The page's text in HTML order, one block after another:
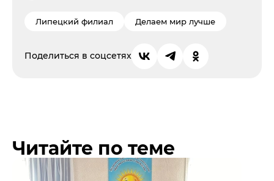
Липецкий филиал Делаем мир лучше
Поделиться в соцсетях
Читайте по теме